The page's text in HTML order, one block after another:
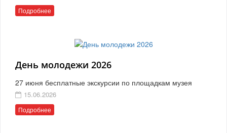
Подробнее
День молодежи 2026
27 июня бесплатные экскурсии по площадкам музея
15.06.2026
Подробнее